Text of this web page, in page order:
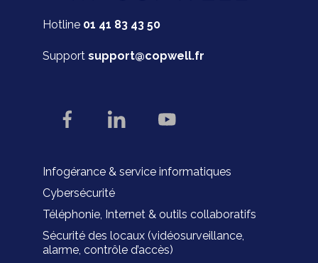
Hotline 01 41 83 43 50
Support support@copwell.fr
Infogérance & service informatiques
Cybersécurité
Téléphonie, Internet & outils collaboratifs
Sécurité des locaux (vidéosurveillance,
alarme, contrôle d’accès)